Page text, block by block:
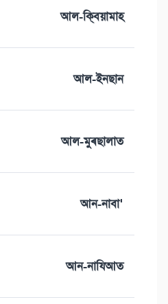
আল-ক্বিয়ামাহ
আল-ইনছান
আল-মুৰছালাত
আন-নাবা'
আন-নাযিআত